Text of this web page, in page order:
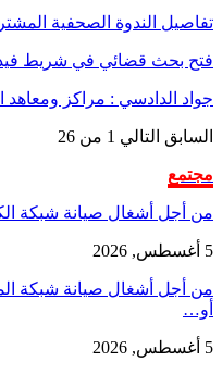
تفاصيل الندوة الصحفية
فتح بحث قضائي في شريط
جواد الدادسي : مراكز ومعاهد
السابق التالي 1 من 26
مجتمع
من أجل أشغال صيانة شبكة
5 أغسطس, 2026
من أجل أشغال صيانة شبكة
أو…
5 أغسطس, 2026